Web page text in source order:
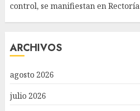
control, se manifiestan en Rectoría
ARCHIVOS
agosto 2026
julio 2026